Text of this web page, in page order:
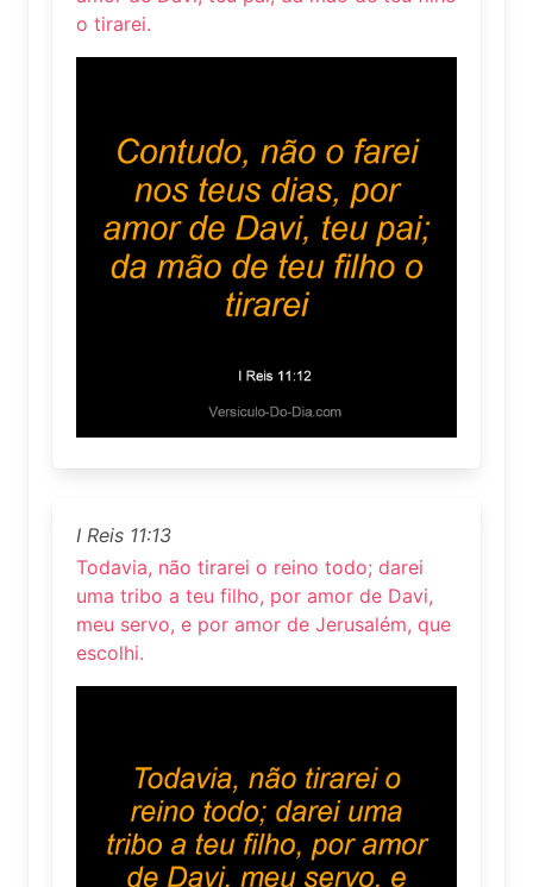
o tirarei.
I Reis 11:13
Todavia, não tirarei o reino todo; darei
uma tribo a teu filho, por amor de Davi,
meu servo, e por amor de Jerusalém, que
escolhi.